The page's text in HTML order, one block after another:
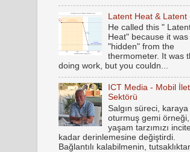
Latent Heat & Latent
He called this "
Heat" because it was
"hidden" from the
thermometer. It was
doing work, but you couldn...
ICT Media - Mobil
Sektörü
Salgın süreci, karaya
oturmuş gemi örneği,
yaşam tarzımızı
kadar derinlemesine değiştirdi.
Bağlantılı kalabilmenin,